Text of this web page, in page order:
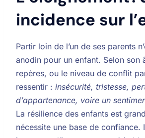
incidence sur
Partir loin de l’un de ses parents
anodin pour un enfant. Selon son
repères, ou le niveau de conflit
ressentir : insécurité, tristesse,
d’appartenance, voire un
La résilience des enfants est
nécessite une base de confiance.